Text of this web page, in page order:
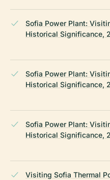
Sofia Power Plant:
Historical Significance,
Sofia Power Plant:
Historical Significance,
Sofia Power Plant:
Historical Significance,
Visiting Sofia Thermal